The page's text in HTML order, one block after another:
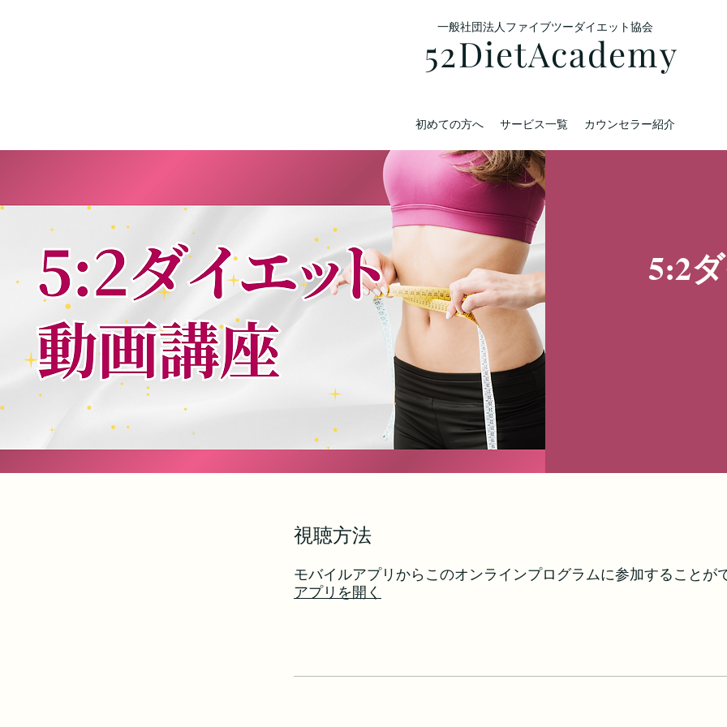
52DietAcademy
​一般社団法人ファイブツーダイエット協会
初めての方へ サービス一覧 カウンセラー紹介
5:2
視聴方法
モバイルアプリからこのオンラインプログラムに参加することが
アプリを開く